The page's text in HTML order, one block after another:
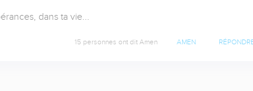
dans ta vie...
15 personnes ont dit Amen AMEN